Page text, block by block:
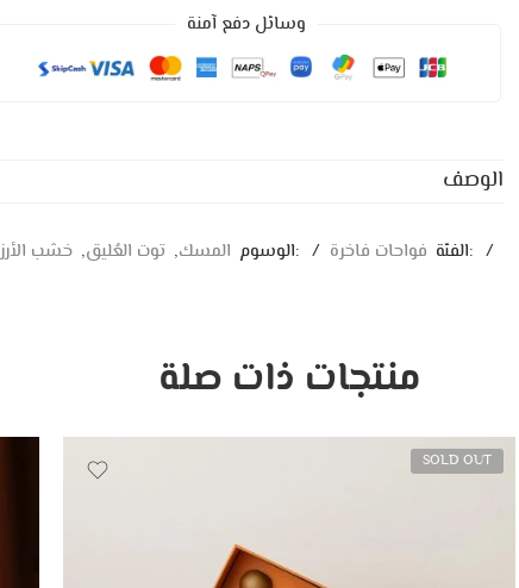
وسائل دفع آمنة
الوصف
:الفئة فواحات فاخرة :الوسوم المسك, توت العُليق, خشب الأرز
منتجات ذات صلة
SOLD OUT